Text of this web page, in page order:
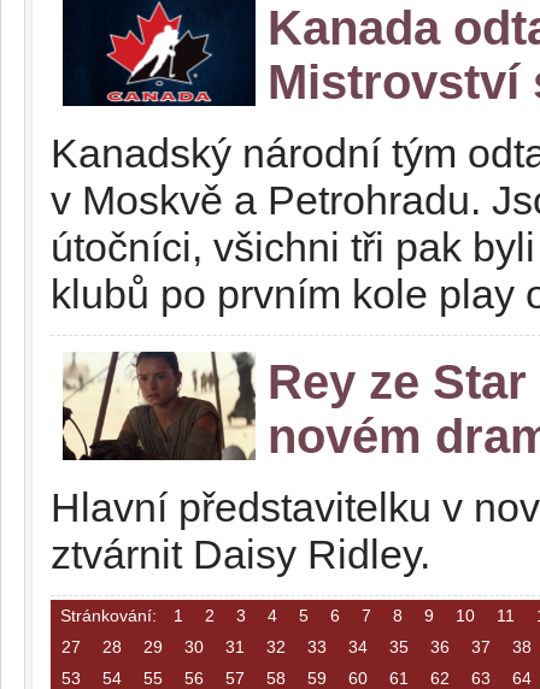
Kanada
Mistrovství
Kanadský národní tým
v Moskvě a Petrohradu.
útočníci, všichni tři pak
klubů po prvním kole play
Rey ze
novém
Hlavní představitelku v
ztvárnit Daisy Ridley.
Stránkování: 1 2 3 4 5 6 7 8 9 10 11
27
28 29 30 31 32 33 34 35 36 37
38
53
54 55 56 57 58 59 60 61 62 63 64